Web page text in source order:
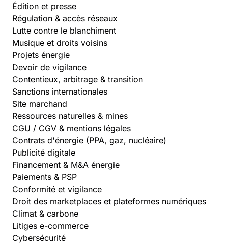
Édition et presse
Régulation & accès réseaux
Lutte contre le blanchiment
Musique et droits voisins
Projets énergie
Devoir de vigilance
Contentieux, arbitrage & transition
Sanctions internationales
Site marchand
Ressources naturelles & mines
CGU / CGV & mentions légales
Contrats d'énergie (PPA, gaz, nucléaire)
Publicité digitale
Financement & M&A énergie
Paiements & PSP
Conformité et vigilance
Droit des marketplaces et plateformes numériques
Climat & carbone
Litiges e-commerce
Cybersécurité